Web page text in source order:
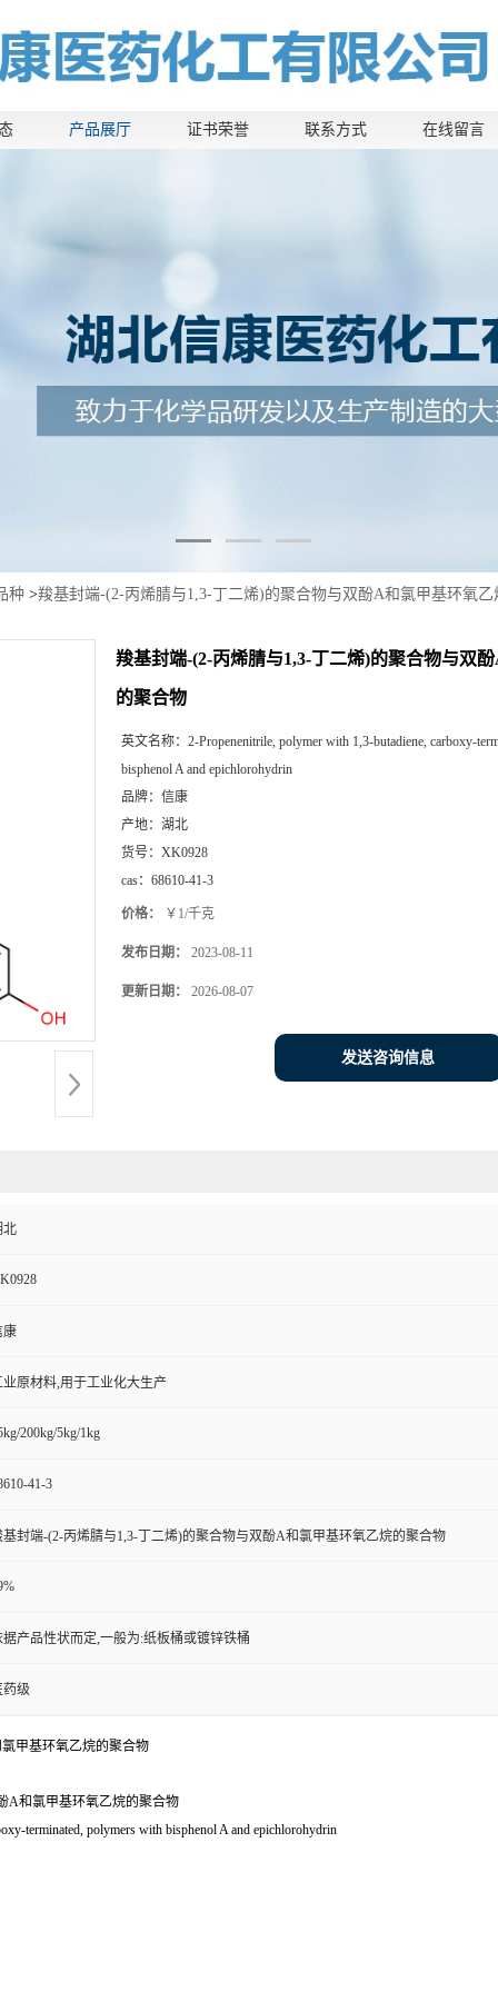
产品展厅 证书荣誉 联系方式 在线留言
种 >羧基封端-(2-丙烯腈与1,3-丁二烯)的聚合物与双酚A和氯甲基环氧乙
羧基封端-(2-丙烯腈与1,3-丁二烯)的聚合物与双
的聚合物
英文名称： 2-Propenenitrile, polymer with 1,3-butadiene, carboxy-
bisphenol A and epichlorohydrin
品牌： 信康
产地： 湖北
货号： XK0928
cas： 68610-41-3
价格： ￥1/千克
发布日期： 2023-08-11
更新日期： 2026-08-07
发送咨询信息
北
康
业原材料,用于工业化大生产
200kg/5kg/1kg
41-3
基封端-(2-丙烯腈与1,3-丁二烯)的聚合物与双酚A和氯甲基环氧乙烷的聚合物
据产品性状而定,一般为:纸板桶或镀锌铁桶
药级
甲基环氧乙烷的聚合物
A和氯甲基环氧乙烷的聚合物
terminated, polymers with bisphenol A and epichlorohydrin